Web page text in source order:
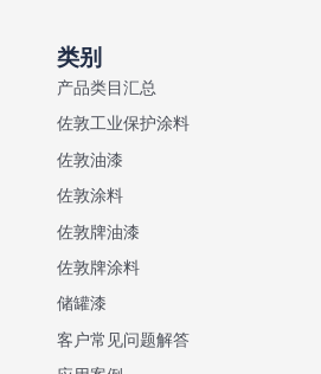
类别
产品类目汇总
佐敦工业保护涂料
佐敦油漆
佐敦涂料
佐敦牌油漆
佐敦牌涂料
储罐漆
客户常见问题解答